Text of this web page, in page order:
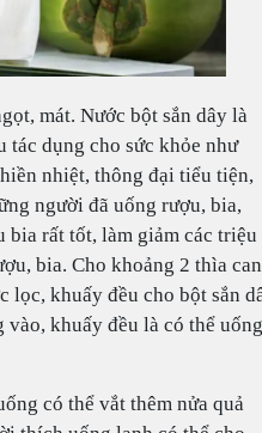
mát. Nước bột sắn dây là
dụng cho sức khỏe như
nhiệt, thông đại tiểu tiện,
người đã uống rượu, bia,
bia rất tốt, làm giảm các triệu
bia. Cho khoảng 2 thìa
lọc, khuấy đều cho bột sắn
khuấy đều là có thể uống
có thể vắt thêm nửa quả